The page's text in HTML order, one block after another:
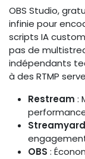
OBS Studio,
infinie pour
scripts IA
pas de
indépendants
à des RTMP
Restream :
Streamyard
OBS :